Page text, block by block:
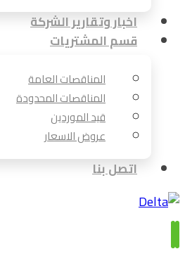
اخبار وتقارير الشركة
قسم المشتريات
المناقصات العامة
المناقصات المحدودة
قيد الموردين
عروض الاسعار
اتصل بنا